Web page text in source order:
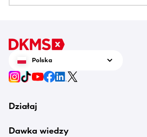
Polska
Działaj
Dawka wiedzy